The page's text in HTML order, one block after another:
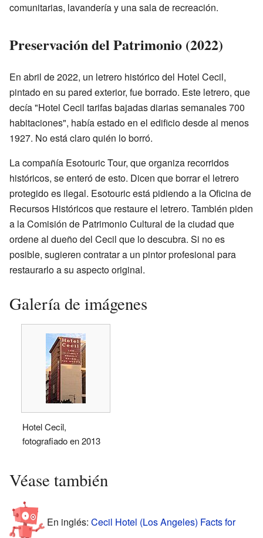
comunitarias, lavandería y una sala de recreación.
Preservación del Patrimonio (2022)
En abril de 2022, un letrero histórico del Hotel Cecil,
pintado en su pared exterior, fue borrado. Este letrero, que
decía "Hotel Cecil tarifas bajadas diarias semanales 700
habitaciones", había estado en el edificio desde al menos
1927. No está claro quién lo borró.
La compañía Esotouric Tour, que organiza recorridos
históricos, se enteró de esto. Dicen que borrar el letrero
protegido es ilegal. Esotouric está pidiendo a la Oficina de
Recursos Históricos que restaure el letrero. También piden
a la Comisión de Patrimonio Cultural de la ciudad que
ordene al dueño del Cecil que lo descubra. Si no es
posible, sugieren contratar a un pintor profesional para
restaurarlo a su aspecto original.
Galería de imágenes
Hotel Cecil,
fotografiado en 2013
Véase también
En inglés: Cecil Hotel (Los Angeles) Facts for